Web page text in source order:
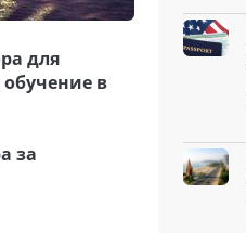
для
обучение в
за